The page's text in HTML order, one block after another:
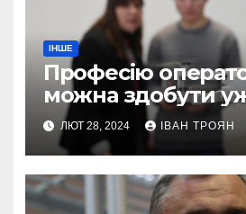
ІНШЕ
Професію
можна здобути
профтехах
ЛЮТ 28, 2024 ІВАН ТРОЯН